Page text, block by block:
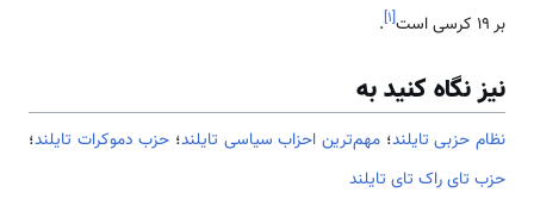
بر ۱۹ کرسی است
[۱]
.
نیز نگاه کنید به
نظام حزبی تایلند؛ مهم‌ترین احزاب سیاسی تایلند؛ حزب دموکرات تایلند؛
حزب تای راک تای تایلند